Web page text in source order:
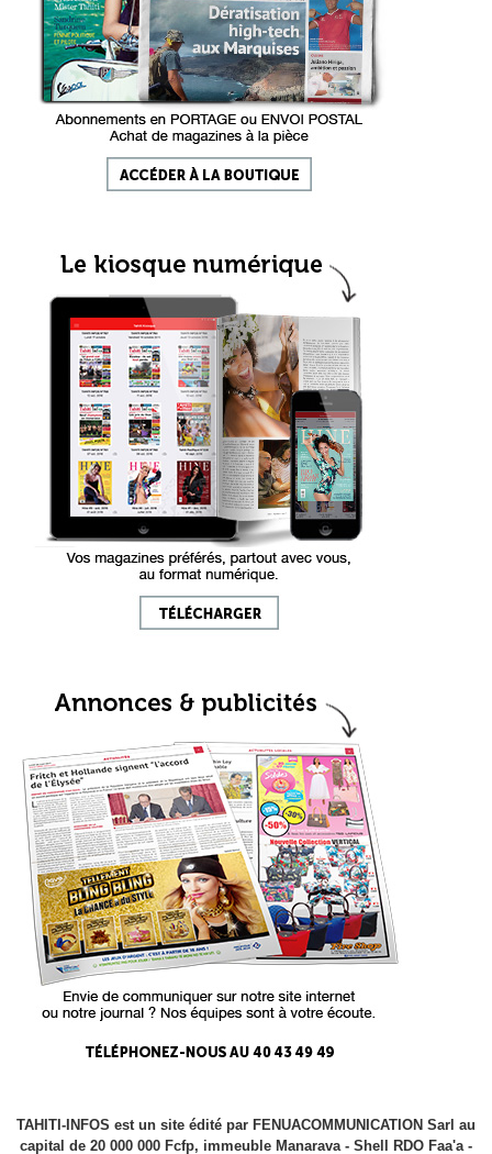
TAHITI-INFOS est un site édité par FENUACOMMUNICATION Sarl au
capital de 20 000 000 Fcfp, immeuble Manarava - Shell RDO Faa'a -